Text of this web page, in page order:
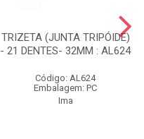
TRIZETA (JUNTA TRIPÓIDE)
- 21 DENTES- 32MM : AL624
Código: AL624
Embalagem: PC
Ima